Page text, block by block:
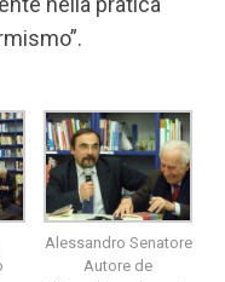
Alessandro Senatore
Autore de